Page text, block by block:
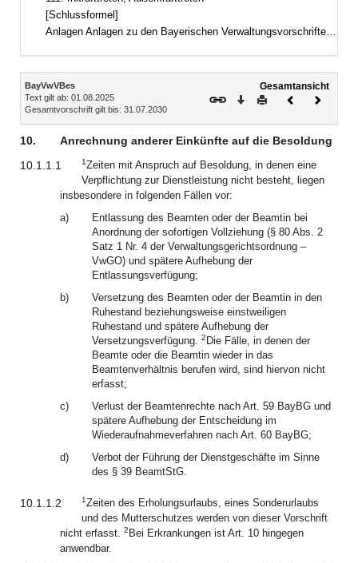
[Schlussformel]
Anlagen Anlagen zu den Bayerischen Verwaltungsvorschriften zum Besoldungsrecht und Nebengebieten (BayVwVBes)Anlagenverzeichnis
Inhalt
BayVwVBes
Text gilt ab: 01.08.2025
Gesamtvorschrift gilt bis: 31.07.2030
Gesamtansicht
Download
DruckenVorheriges
10.
Anrechnung anderer Einkünfte auf die Besoldung
10.1.1.1
1Zeiten mit Anspruch auf Besoldung, in denen eine
Verpflichtung zur Dienstleistung nicht besteht, liegen
insbesondere in folgenden Fällen vor:
a)
Entlassung des Beamten oder der Beamtin bei
Anordnung der sofortigen Vollziehung (§ 80 Abs. 2
Satz 1 Nr. 4 der Verwaltungsgerichtsordnung –
VwGO) und spätere Aufhebung der
Entlassungsverfügung;
b)
Versetzung des Beamten oder der Beamtin in den
Ruhestand beziehungsweise einstweiligen
Ruhestand und spätere Aufhebung der
Versetzungsverfügung. 2 Die Fälle, in denen der
Beamte oder die Beamtin wieder in das
Beamtenverhältnis berufen wird, sind hiervon nicht
erfasst;
c)
Verlust der Beamtenrechte nach Art. 59 BayBG und
spätere Aufhebung der Entscheidung im
Wiederaufnahmeverfahren nach Art. 60 BayBG;
d)
Verbot der Führung der Dienstgeschäfte im Sinne
des § 39 BeamtStG.
10.1.1.2 1Zeiten des Erholungsurlaubs, eines Sonderurlaubs
und des Mutterschutzes werden von dieser Vorschrift
nicht erfasst. 2 Bei Erkrankungen ist Art. 10 hingegen
anwendbar.